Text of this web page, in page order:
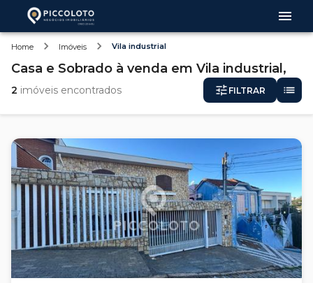
Home Imóveis Vila industrial
Casa e Sobrado à venda em Vila industrial,
2 imóveis encontrados FILTRAR